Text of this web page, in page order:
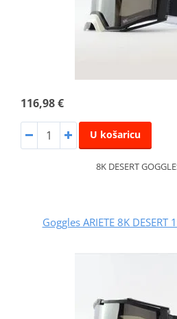
116,98 €
U košaricu
8K DESERT
Goggles ARIETE 8K